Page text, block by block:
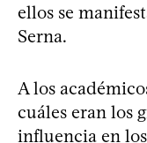
ellos se
Serna.
A los
cuáles eran los
influencia en